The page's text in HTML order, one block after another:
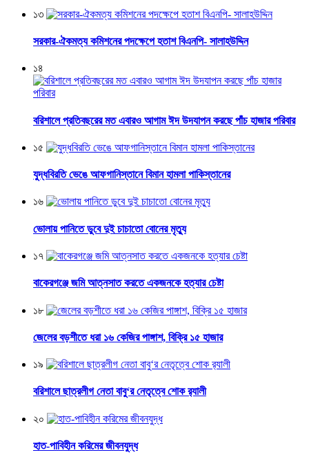
১৩
সরকার-ঐকমত্য কমিশনের পদক্ষেপে হতাশ বিএনপি- সালাহউদ্দিন
১৪
বরিশালে প্রতিবছরের মত এবারও আগাম ঈদ উদযাপন করছে পাঁচ হাজার পরিবার
১৫
যুদ্ধবিরতি ভেঙে আফগানিস্তানে বিমান হামলা পাকিস্তানের
১৬
ভোলায় পানিতে ডুবে দুই চাচাতো বোনের মৃত্যু
১৭
বাকেরগঞ্জে জমি আত্নসাত করতে একজনকে হত্যার চেষ্টা
১৮
জেলের বড়শীতে ধরা ১৬ কেজির পাঙ্গাশ, বিক্রি ১৫ হাজার
১৯
বরিশালে ছাত্রলীগ নেতা বাবু‘র নেতৃত্বে শোক র‌্যালী
২০
হাত-পাবিহীন করিমের জীবনযুদ্ধ